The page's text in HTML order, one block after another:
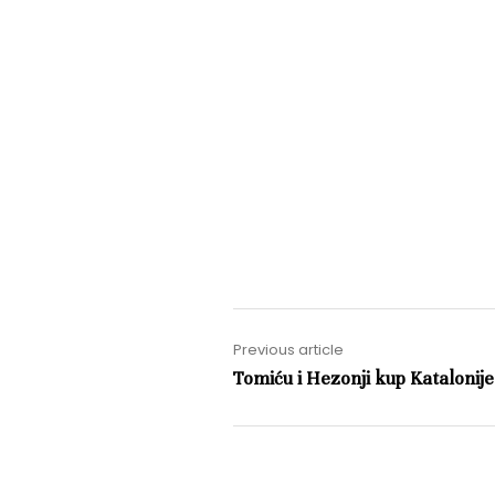
Previous article
Tomiću i Hezonji kup Katalonije